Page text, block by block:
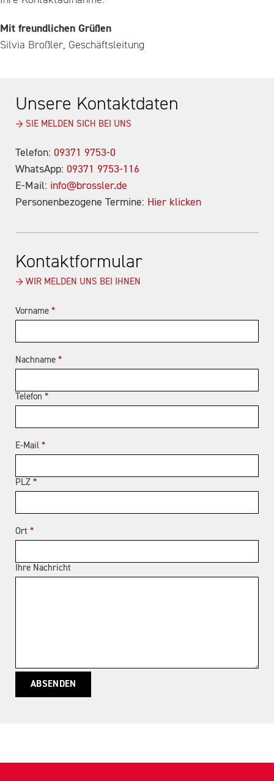
Mit freundlichen Grüßen
Silvia Broßler, Geschäftsleitung
Unsere Kontaktdaten
→ SIE MELDEN SICH BEI UNS
Telefon: 09371 9753-0
WhatsApp: 09371 9753-116
E-Mail: info@brossler.de
Personenbezogene Termine: Hier klicken
Kontaktformular
→ WIR MELDEN UNS BEI IHNEN
Vorname *
Nachname *
Telefon *
E-Mail *
PLZ *
Ort *
Ihre Nachricht
ABSENDEN